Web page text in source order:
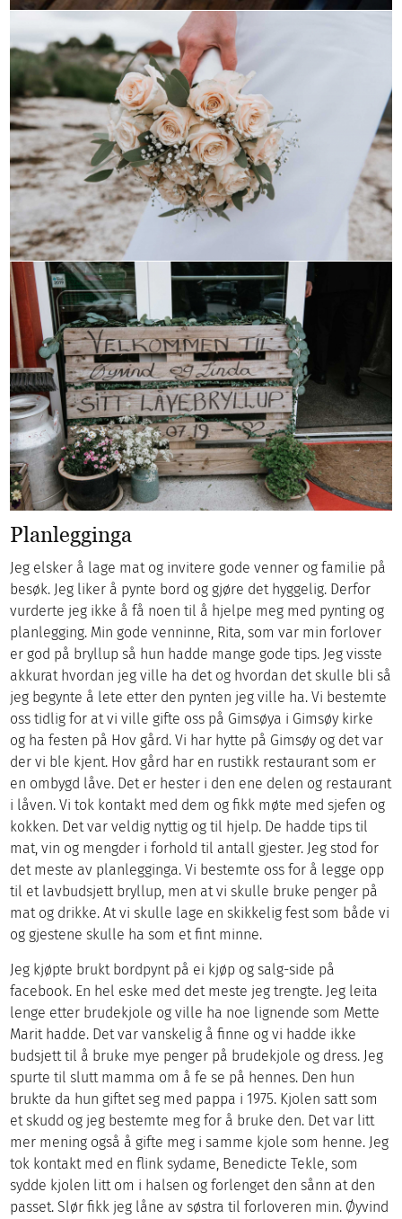
Planlegginga
Jeg elsker å lage mat og invitere gode venner og familie på
besøk. Jeg liker å pynte bord og gjøre det hyggelig. Derfor
vurderte jeg ikke å få noen til å hjelpe meg med pynting og
planlegging. Min gode venninne, Rita, som var min forlover
er god på bryllup så hun hadde mange gode tips. Jeg visste
akkurat hvordan jeg ville ha det og hvordan det skulle bli så
jeg begynte å lete etter den pynten jeg ville ha. Vi bestemte
oss tidlig for at vi ville gifte oss på Gimsøya i Gimsøy kirke
og ha festen på Hov gård. Vi har hytte på Gimsøy og det var
der vi ble kjent. Hov gård har en rustikk restaurant som er
en ombygd låve. Det er hester i den ene delen og restaurant
i låven. Vi tok kontakt med dem og fikk møte med sjefen og
kokken. Det var veldig nyttig og til hjelp. De hadde tips til
mat, vin og mengder i forhold til antall gjester. Jeg stod for
det meste av planlegginga. Vi bestemte oss for å legge opp
til et lavbudsjett bryllup, men at vi skulle bruke penger på
mat og drikke. At vi skulle lage en skikkelig fest som både vi
og gjestene skulle ha som et fint minne.
Jeg kjøpte brukt bordpynt på ei kjøp og salg-side på
facebook. En hel eske med det meste jeg trengte. Jeg leita
lenge etter brudekjole og ville ha noe lignende som Mette
Marit hadde. Det var vanskelig å finne og vi hadde ikke
budsjett til å bruke mye penger på brudekjole og dress. Jeg
spurte til slutt mamma om å fe se på hennes. Den hun
brukte da hun giftet seg med pappa i 1975. Kjolen satt som
et skudd og jeg bestemte meg for å bruke den. Det var litt
mer mening også å gifte meg i samme kjole som henne. Jeg
tok kontakt med en flink sydame, Benedicte Tekle, som
sydde kjolen litt om i halsen og forlenget den sånn at den
passet. Slør fikk jeg låne av søstra til forloveren min. Øyvind